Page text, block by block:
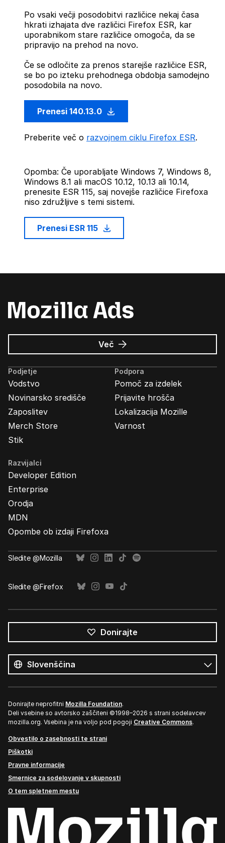
Po vsaki večji posodobitvi različice nekaj časa
hkrati izhajata dve različici Firefox ESR, kar
uporabnikom stare različice omogoča, da se
pripravijo na prehod na novo.
Če se odločite za prenos starejše različice ESR,
se bo po izteku prehodnega obdobja samodejno
posodobila na novo.
Prenesi 140.13.0
Preberite več o razvojnem ciklu Firefox ESR.
Opomba: Če uporabljate Windows 7, Windows 8,
Windows 8.1 ali macOS 10.12, 10.13 ali 10.14,
prenesite ESR 115, saj novejše različice Firefoxa
niso združljive s temi sistemi.
Prenesi ESR 115
Več o
Oglasi
Mozilla
Podjetje
Vodstvo
Novinarsko središče
Zaposlitev
Merch Store
Stik
Podpora
Pomoč za izdelek
Prijavite hrošča
Lokalizacija Mozille
Varnost
Razvijalci
Developer Edition
Enterprise
Orodja
MDN
Opombe ob izdaji Firefoxa
Sledite @Mozilla
Sledite @Firefox
Donirajte
jeziki
Jezik
Donirajte neprofitni Mozilla Foundation.
Deli vsebine so avtorsko zaščiteni ©1998–2026 s strani sodelavcev
mozilla.org. Vsebina je na voljo pod pogoji Creative Commons.
Obvestilo o zasebnosti te strani
Piškotki
Pravne informacije
Smernice za sodelovanje v skupnosti
O tem spletnem mestu